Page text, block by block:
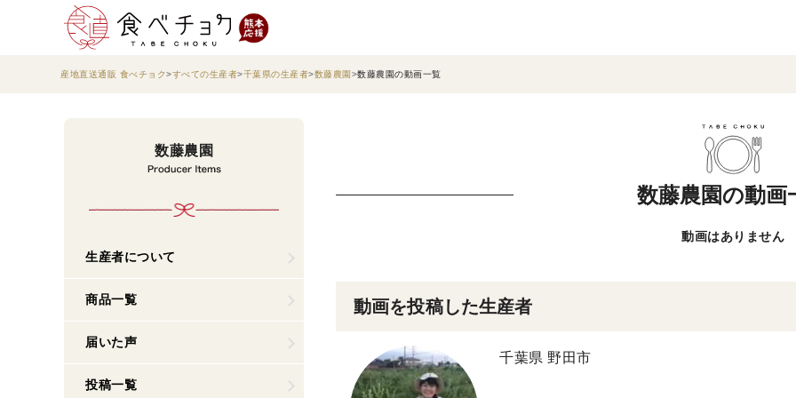
産地直送通販 食べチョク すべての生産者 千葉県の生産者 数藤農園 数藤農園の動画一覧
数藤農園
生産者について
商品一覧
届いた声
投稿一覧
数藤農園の動画
動画はありません
動画を投稿した生産者
千葉県 野田市